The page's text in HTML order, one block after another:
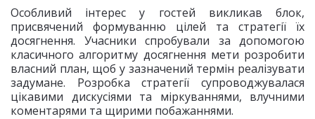
Особливий інтерес у гостей викликав блок,
присвячений формуванню цілей та стратегії їх
досягнення. Учасники спробували за допомогою
класичного алгоритму досягнення мети розробити
власний план, щоб у зазначений термін реалізувати
задумане. Розробка стратегії супроводжувалася
цікавими дискусіями та міркуваннями, влучними
коментарями та щирими побажаннями.